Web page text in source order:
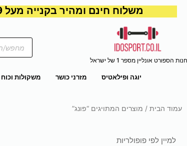
משלוח חינם ומהיר בקנייה מעל ₪199
חנות הספורט אונליין מספר 1 של ישראל
Products
search
יוגה ופילאטיס מזרני כושר משקולות וכוח
עמוד הבית / מוצרים המתויגים “פונג”